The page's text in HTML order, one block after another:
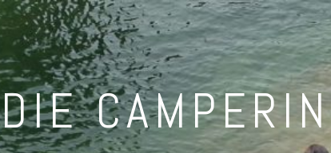
DIE CAMPERIN